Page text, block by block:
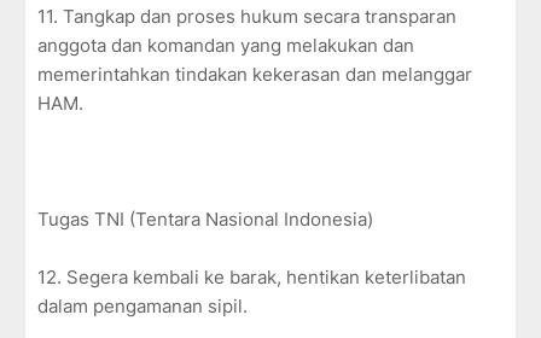
11. Tangkap dan proses hukum secara transparan
anggota dan komandan yang melakukan dan
memerintahkan tindakan kekerasan dan melanggar
HAM.
Tugas TNI (Tentara Nasional Indonesia)
12. Segera kembali ke barak, hentikan keterlibatan
dalam pengamanan sipil.